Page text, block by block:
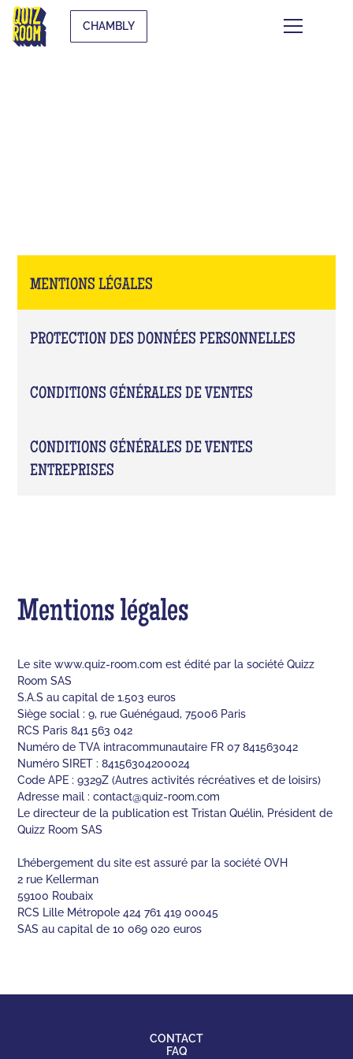
CHAMBLY
MENTIONS LÉGALES
PROTECTION DES DONNÉES PERSONNELLES
CONDITIONS GÉNÉRALES DE VENTES
CONDITIONS GÉNÉRALES DE VENTES
ENTREPRISES
Mentions légales
Le site www.quiz-room.com est édité par la société Quizz
Room SAS
S.A.S au capital de 1.503 euros
Siège social : 9, rue Guénégaud, 75006 Paris
RCS Paris 841 563 042
Numéro de TVA intracommunautaire FR 07 841563042
Numéro SIRET : 84156304200024
Code APE : 9329Z (Autres activités récréatives et de loisirs)
Adresse mail :contact@quiz-room.com
Le directeur de la publication est Tristan Quélin, Président de
Quizz Room SAS
L’hébergement du site est assuré par la société OVH
2 rue Kellerman
59100 Roubaix
RCS Lille Métropole 424 761 419 00045
SAS au capital de 10 069 020 euros
CONTACT
FAQ